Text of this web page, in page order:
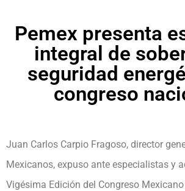
Pemex presenta
integral de
seguridad
congreso
Juan Carlos Carpio Fragoso, director
Mexicanos, expuso ante especialistas y
Vigésima Edición del Congreso